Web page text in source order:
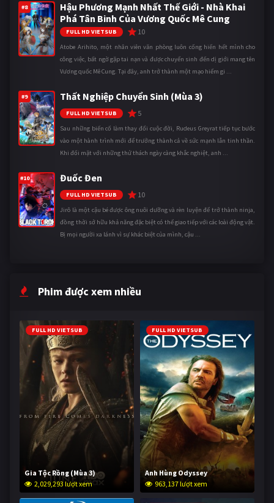
#8
Hậu Phương Mạnh Nhất Thế Giới - Nhà Khai
Phá Tân Binh Của Vương Quốc Mê Cung
FULL HD VIETSUB 10
Atobe Arihito, một nhân viên văn phòng luôn cống hiến hết mình cho
công việc, bất ngờ gặp tai nạn và được chuyển sinh đến dị giới mang tên
Vương quốc Mê Cung. Tại đây, anh trở thành một mạo hiểm gi ...
#9 Thất Nghiệp Chuyển Sinh (Mùa 3)
FULL HD VIETSUB 5
Sau những biến cố làm thay đổi cuộc đời, Rudeus Greyrat tiếp tục bước
vào một hành trình mới để trưởng thành cả về sức mạnh lẫn tinh thần.
Khi đối mặt với những thử thách ngày càng khắc nghiệt, anh ...
#10 Đuốc Đen
FULL HD VIETSUB 10
Jirô là một cậu bé được ông nuôi dưỡng và rèn luyện để trở thành ninja,
đồng thời sở hữu khả năng đặc biệt có thể giao tiếp với các loài động vật.
Bị mọi người xa lánh vì sự khác biệt của mình, cậu ...
Phim được xem nhiều
FULL HD VIETSUB
Gia Tộc Rồng (Mùa 3)
2,029,293 lượt xem
FULL HD VIETSUB
Anh Hùng Odyssey
963,137 lượt xem